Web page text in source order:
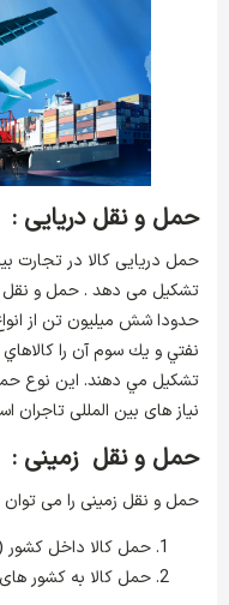
حمل و نقل دریایی :
تشکیل می دهد . حمل و نقل
حدودا شش میلیون تن از
نفتي و يك سوم آن را
تشكيل مي دهند. این نوع
نیاز های بین المللی تاجران
حمل و نقل زمینی :
حمل و نقل زمینی را می
حمل کالا داخل
حمل کالا به کشور